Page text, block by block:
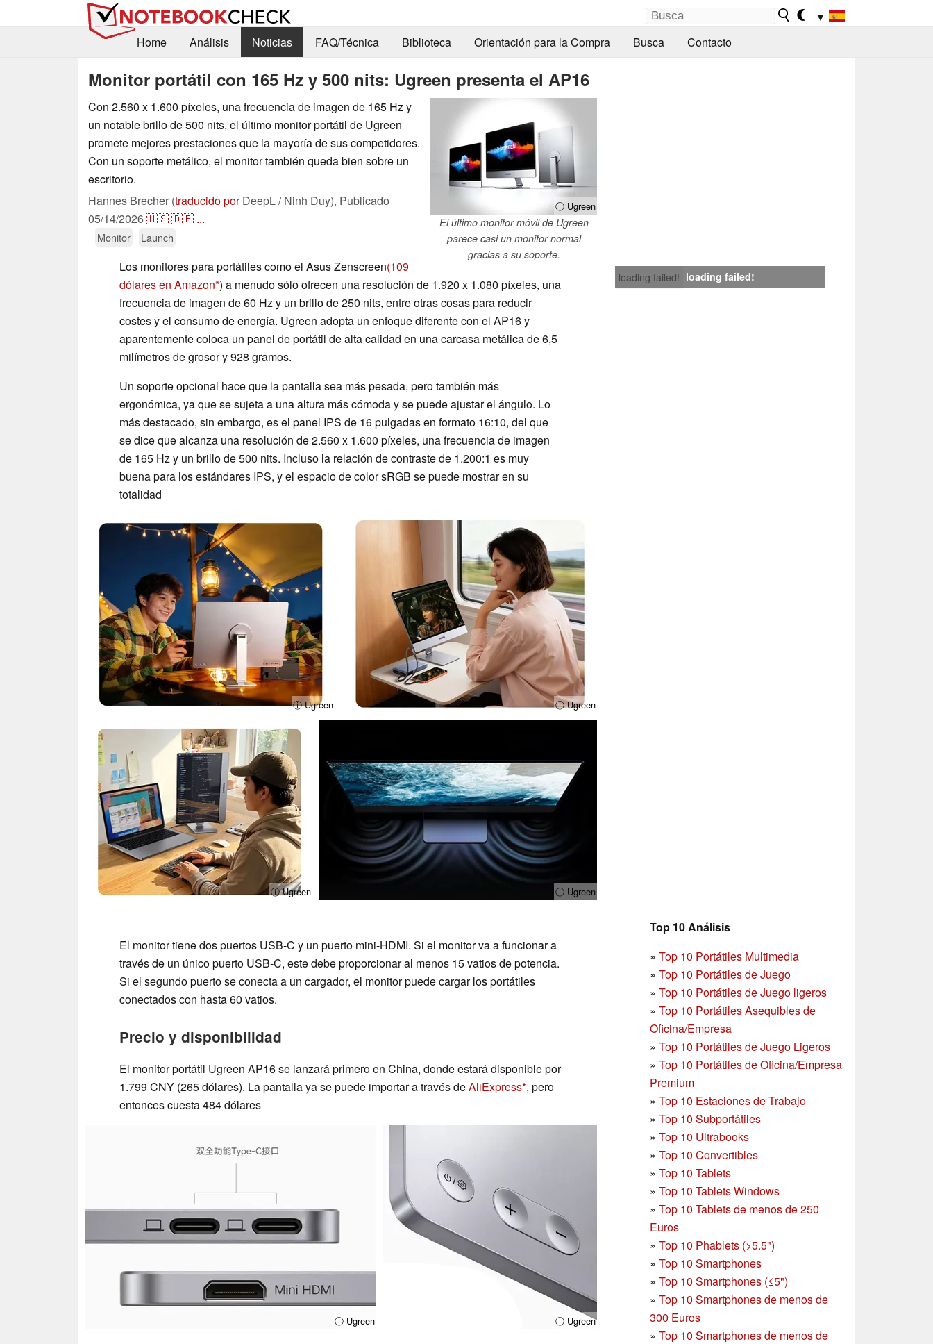
▼
Home
Análisis Noticias FAQ/Técnica Biblioteca Orientación para la Compra Busca Contacto
Monitor portátil con 165 Hz y 500 nits: Ugreen presenta el AP16
ⓘ Ugreen
El último monitor móvil de Ugreen
parece casi un monitor normal
gracias a su soporte.
Con 2.560 x 1.600 píxeles, una frecuencia de imagen de 165 Hz y
un notable brillo de 500 nits, el último monitor portátil de Ugreen
promete mejores prestaciones que la mayoría de sus competidores.
Con un soporte metálico, el monitor también queda bien sobre un
escritorio.
Hannes Brecher (traducido porDeepL / Ninh Duy), Publicado
05/14/2026🇺🇸🇩🇪 ...
Monitor Launch
loading failed! loading failed!
Los monitores para portátiles como el Asus Zenscreen(109
dólares en Amazon ) a menudo sólo ofrecen una resolución de 1.920 x 1.080 píxeles, una
frecuencia de imagen de 60 Hz y un brillo de 250 nits, entre otras cosas para reducir
costes y el consumo de energía. Ugreen adopta un enfoque diferente con el AP16 y
aparentemente coloca un panel de portátil de alta calidad en una carcasa metálica de 6,5
milímetros de grosor y 928 gramos.
Un soporte opcional hace que la pantalla sea más pesada, pero también más
ergonómica, ya que se sujeta a una altura más cómoda y se puede ajustar el ángulo. Lo
más destacado, sin embargo, es el panel IPS de 16 pulgadas en formato 16:10, del que
se dice que alcanza una resolución de 2.560 x 1.600 píxeles, una frecuencia de imagen
de 165 Hz y un brillo de 500 nits. Incluso la relación de contraste de 1.200:1 es muy
buena para los estándares IPS, y el espacio de color sRGB se puede mostrar en su
totalidad
ⓘ Ugreen ⓘ Ugreen
ⓘ Ugreen ⓘ Ugreen
Top 10 Análisis
» Top 10 Portátiles Multimedia
» Top 10 Portátiles de Juego
» Top 10 Portátiles de Juego ligeros
» Top 10 Portátiles Asequibles de
Oficina/Empresa
» Top 10 Portátiles de Juego Ligeros
» Top 10 Portátiles de Oficina/Empresa
Premium
» Top 10 Estaciones de Trabajo
» Top 10 Subportátiles
» Top 10 Ultrabooks
» Top 10 Convertibles
» Top 10 Tablets
» Top 10 Tablets Windows
» Top 10 Tablets de menos de 250
Euros
» Top 10 Phablets (>5.5")
» Top 10 Smartphones
» Top 10 Smartphones (≤5")
» Top 10 Smartphones de menos de
300 Euros
» Top 10 Smartphonesde menos de
El monitor tiene dos puertos USB-C y un puerto mini-HDMI. Si el monitor va a funcionar a
través de un único puerto USB-C, este debe proporcionar al menos 15 vatios de potencia.
Si el segundo puerto se conecta a un cargador, el monitor puede cargar los portátiles
conectados con hasta 60 vatios.
Precio y disponibilidad
El monitor portátil Ugreen AP16 se lanzará primero en China, donde estará disponible por
1.799 CNY (265 dólares). La pantalla ya se puede importar a través deAliExpress , pero
entonces cuesta 484 dólares
ⓘ Ugreen ⓘ Ugreen